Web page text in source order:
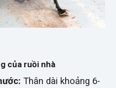
của ruồi nhà
Thân dài khoảng 6-